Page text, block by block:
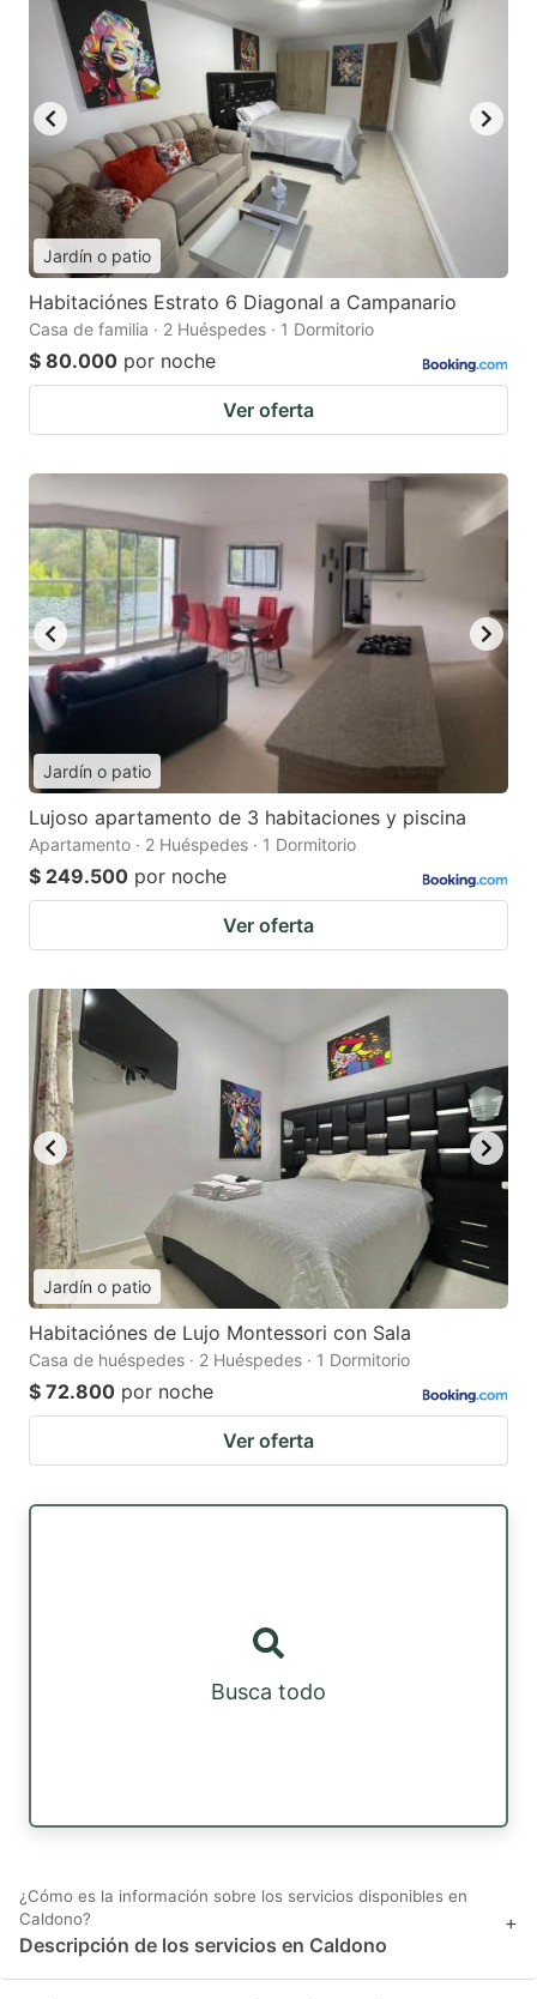
Jardín o patio
Habitaciónes Estrato 6 Diagonal a Campanario
Casa de familia · 2 Huéspedes · 1 Dormitorio
$ 80.000 por noche
Ver oferta
Jardín o patio
Lujoso apartamento de 3 habitaciones y piscina
Apartamento · 2 Huéspedes · 1 Dormitorio
$ 249.500 por noche
Ver oferta
Jardín o patio
Habitaciónes de Lujo Montessori con Sala
Casa de huéspedes · 2 Huéspedes · 1 Dormitorio
$ 72.800 por noche
Ver oferta
Busca todo
¿Cómo es la información sobre los servicios disponibles en
Caldono?
Descripción de los servicios en Caldono
+